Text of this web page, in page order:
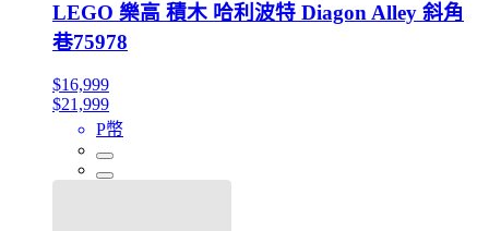
LEGO 樂高 積木 哈利波特 Diagon Alley 斜角
巷75978
$16,999
$21,999
P幣